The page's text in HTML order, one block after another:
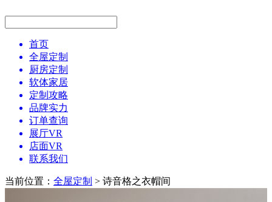
首页
全屋定制
厨房定制
软体家居
定制攻略
品牌实力
订单查询
展厅VR
店面VR
联系我们
当前位置： 全屋定制 > 诗音格之衣帽间